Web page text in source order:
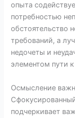
опыта
потребностью
обстоятельство
требований, а
недочеты и
элементом пути
Осмысление
подчеркивает